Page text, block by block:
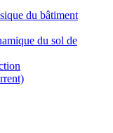
du bâtiment
du sol de